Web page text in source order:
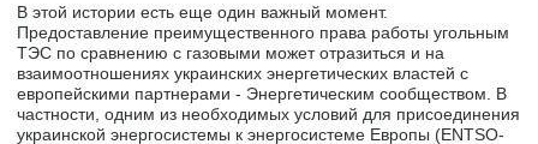
В этой истории есть еще один важный момент.
Предоставление преимущественного права работы угольным
ТЭС по сравнению с газовыми может отразиться и на
взаимоотношениях украинских энергетических властей с
европейскими партнерами - Энергетическим сообществом. В
частности, одним из необходимых условий для присоединения
украинской энергосистемы к энергосистеме Европы (ENTSO-